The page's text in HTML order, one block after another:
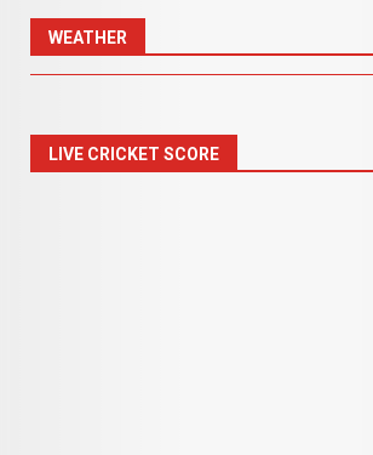
WEATHER
LIVE CRICKET SCORE